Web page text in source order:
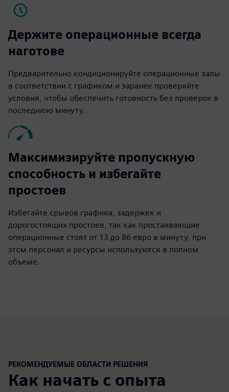
Держите операционные всегда
наготове
Предварительно кондиционируйте операционные залы
в соответствии с графиком и заранее проверяйте
условия, чтобы обеспечить готовность без проверок в
последнюю минуту.
Максимизируйте пропускную
способность и избегайте
простоев
Избегайте срывов графика, задержек и
дорогостоящих простоев, так как простаивающие
операционные стоят от 13 до 86 евро в минуту, при
этом персонал и ресурсы используются в полном
объеме.
РЕКОМЕНДУЕМЫЕ ОБЛАСТИ РЕШЕНИЯ
Как начать с опыта